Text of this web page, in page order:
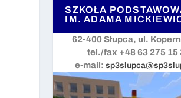
SZKOŁA
IM. ADAMA
62-400 Słupca, ul.
tel./fax +48 63 275 15
e-mail: